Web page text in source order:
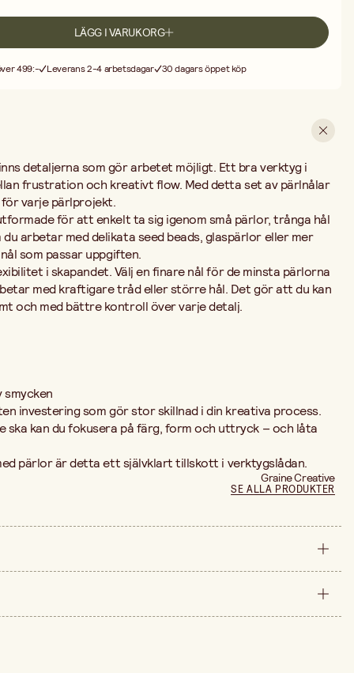
är detta ett självklart tillskott i verktygslådan.
LÄGG I VARUKORG
499:- Leverans 2-4 arbetsdagar 30 dagars öppet köp
detaljerna som gör arbetet möjligt. Ett bra verktyg i
frustration och kreativt flow. Med detta set av pärlnålar
varje pärlprojekt.
för att enkelt ta sig igenom små pärlor, trånga hål
arbetar med delikata seed beads, glaspärlor eller mer
som passar uppgiften.
i skapandet. Välj en finare nål för de minsta pärlorna
med kraftigare tråd eller större hål. Det gör att du kan
och med bättre kontroll över varje detalj.
investering som gör stor skillnad i din kreativa process.
ska kan du fokusera på färg, form och uttryck – och låta
pärlor är detta ett självklart tillskott i verktygslådan.
Graine Creative
SE ALLA PRODUKTER
styck